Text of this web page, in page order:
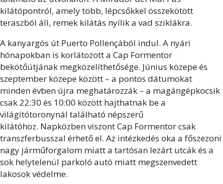
kilátópontról, amely több, lépcsőkkel összekötött
teraszból áll, remek kilátás nyílik a vad sziklákra.
A kanyargós út Puerto Pollençából indul. A nyári
hónapokban is korlátozott a Cap Formentor
bekötőútjának megközelíthetősége. Június közepe és
szeptember közepe között – a pontos dátumokat
minden évben újra meghatározzák – a magángépkocsik
csak 22:30 és 10:00 között hajthatnak be a
világítótoronynál található népszerű
kilátóhoz. Napközben viszont Cap Formentor csak
transzferbusszal érhető el. Az intézkedés oka a főszezoni
nagy járműforgalom miatt a tartósan lezárt utcák és a
sok helytelenül parkoló autó miatt megszenvedett
lakosok védelme.